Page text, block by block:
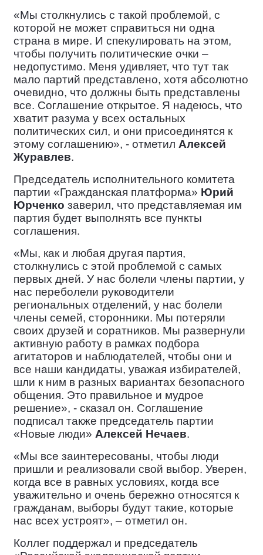
«Мы столкнулись с такой проблемой, с
которой не может справиться ни одна
страна в мире. И спекулировать на этом,
чтобы получить политические очки –
недопустимо. Меня удивляет, что тут так
мало партий представлено, хотя абсолютно
очевидно, что должны быть представлены
все. Соглашение открытое. Я надеюсь, что
хватит разума у всех остальных
политических сил, и они присоединятся к
этому соглашению», - отметил Алексей
Журавлев.
Председатель исполнительного комитета
партии «Гражданская платформа» Юрий
Юрченко заверил, что представляемая им
партия будет выполнять все пункты
соглашения.
«Мы, как и любая другая партия,
столкнулись с этой проблемой с самых
первых дней. У нас болели члены партии, у
нас переболели руководители
региональных отделений, у нас болели
члены семей, сторонники. Мы потеряли
своих друзей и соратников. Мы развернули
активную работу в рамках подбора
агитаторов и наблюдателей, чтобы они и
все наши кандидаты, уважая избирателей,
шли к ним в разных вариантах безопасного
общения. Это правильное и мудрое
решение», - сказал он. Соглашение
подписал также председатель партии
«Новые люди» Алексей Нечаев.
«Мы все заинтересованы, чтобы люди
пришли и реализовали свой выбор. Уверен,
когда все в равных условиях, когда все
уважительно и очень бережно относятся к
гражданам, выборы будут такие, которые
нас всех устроят», – отметил он.
Коллег поддержал и председатель